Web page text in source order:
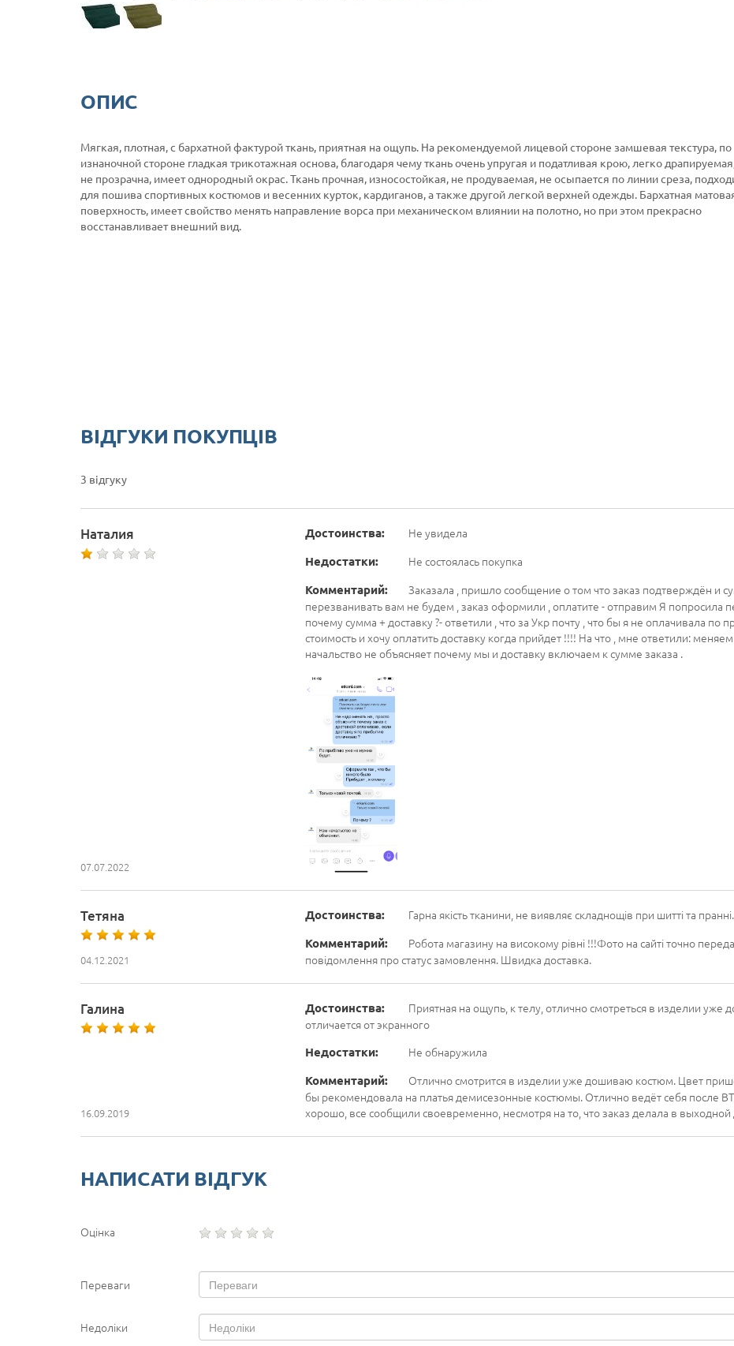
ОПИС
Мягкая, плотная, с бархатной фактурой ткань, приятная на ощупь. На рекомендуемой лицевой стороне замшевая текстура, по
изнаночной стороне гладкая трикотажная основа, благодаря чему ткань очень упругая и податливая крою, легко
не прозрачна, имеет однородный окрас. Ткань прочная, износостойкая, не продуваемая, не осыпается по линии среза,
для пошива спортивных костюмов и весенних курток, кардиганов, а также другой легкой верхней одежды. Бархатная
поверхность, имеет свойство менять направление ворса при механическом влиянии на полотно, но при этом прекрасно
восстанавливает внешний вид.
ВІДГУКИ ПОКУПЦІВ
3 відгуку
Наталия
07.07.2022
Достоинства:
Не увидела
Недостатки:
Не состоялась покупка
Комментарий:
Заказала , пришло сообщение о том что заказ подтверждён и
перезванивать вам не будем , заказ оформили , оплатите - отправим Я попросила
почему сумма + доставку ?- ответили , что за Укр почту , что бы я не оплачивала
стоимость и хочу оплатить доставку когда прийдет !!!! На что , мне ответили:
начальство не объясняет почему мы и доставку включаем к сумме заказа .
Тетяна
04.12.2021
Достоинства:
Гарна якість тканини, не виявляє складнощів при шитті та
Комментарий:
Робота магазину на високому рівні !!!Фото на сайті точно
повідомлення про статус замовлення. Швидка доставка.
Галина
16.09.2019
Достоинства:
Приятная на ощупь, к телу, отлично смотреться в изделии
отличается от экранного
Недостатки:
Не обнаружила
Комментарий:
Отлично смотрится в изделии уже дошиваю костюм. Цвет
бы рекомендовала на платья демисезонные костюмы. Отлично ведёт себя после
хорошо, все сообщили своевременно, несмотря на то, что заказ делала в
НАПИСАТИ ВІДГУК
Оцінка
Переваги
Недоліки